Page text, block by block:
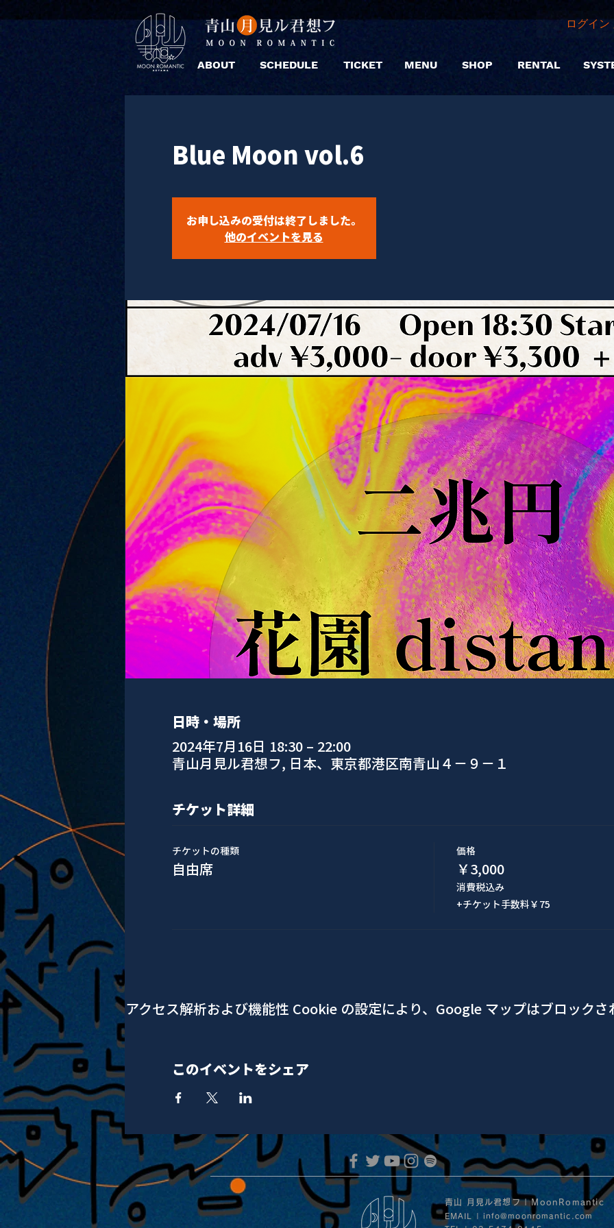
ABOUT SCHEDULE TICKET MENU SHOP
ログイ
RENTAL
Blue Moon vol.6
お申し込みの受付は終了しました。
他のイベントを見る
日時・場所
2024年7月16日 18:30 – 22:00
青山月見ル君想フ, 日本、東京都港区南青山４−９−１
チケット詳細
チケットの種類
自由席
価格
￥3,000
消費税込み
+チケット手数料￥75
アクセス解析および機能性 Cookie の設定により、Google マップはブロックさ
このイベントをシェア
青山 月見ル君想フ | MoonRomantic
EMAIL |
info@moonromantic.com